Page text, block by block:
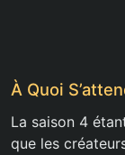
À Quoi
La saison 4
que les